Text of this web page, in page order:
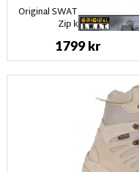
Original SWAT Metro Air Side
Zip känga
1799 kr